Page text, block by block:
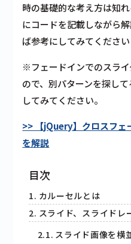
時の基礎的な考え方は知
にコードを記載しながら
ば参考にしてみてください
※フェードインでのスラ
ので、別パターンを探し
してみてください。
>> 【jQuery】クロスフェ
を解説
目次
カルーセルとは
スライド、スライドレ
スライド画像を横